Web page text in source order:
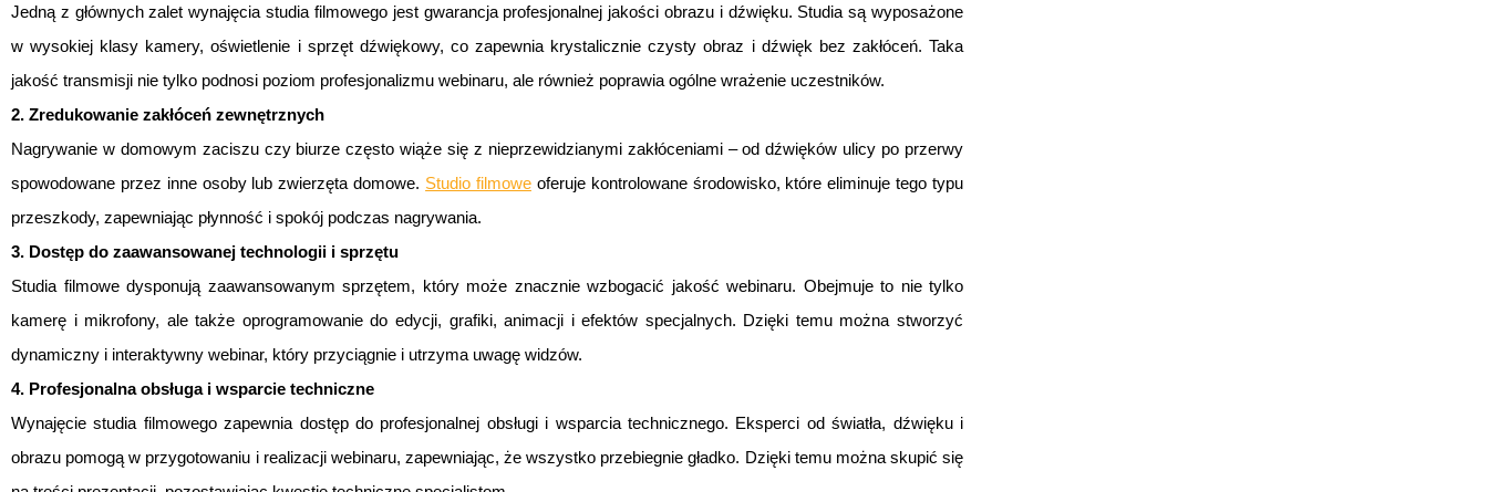
Jedną z głównych zalet wynajęcia studia filmowego jest gwarancja profesjonalnej jakości obrazu i dźwięku. Studia są wyposażone
w wysokiej klasy kamery, oświetlenie i sprzęt dźwiękowy, co zapewnia krystalicznie czysty obraz i dźwięk bez zakłóceń. Taka
jakość transmisji nie tylko podnosi poziom profesjonalizmu webinaru, ale również poprawia ogólne wrażenie uczestników.
2. Zredukowanie zakłóceń zewnętrznych
Nagrywanie w domowym zaciszu czy biurze często wiąże się z nieprzewidzianymi zakłóceniami – od dźwięków ulicy po przerwy
spowodowane przez inne osoby lub zwierzęta domowe. Studio filmoweoferuje kontrolowane środowisko, które eliminuje tego typu
przeszkody, zapewniając płynność i spokój podczas nagrywania.
3. Dostęp do zaawansowanej technologii i sprzętu
Studia filmowe dysponują zaawansowanym sprzętem, który może znacznie wzbogacić jakość webinaru. Obejmuje to nie tylko
kamerę i mikrofony, ale także oprogramowanie do edycji, grafiki, animacji i efektów specjalnych. Dzięki temu można stworzyć
dynamiczny i interaktywny webinar, który przyciągnie i utrzyma uwagę widzów.
4. Profesjonalna obsługa i wsparcie techniczne
Wynajęcie studia filmowego zapewnia dostęp do profesjonalnej obsługi i wsparcia technicznego. Eksperci od światła, dźwięku i
obrazu pomogą w przygotowaniu i realizacji webinaru, zapewniając, że wszystko przebiegnie gładko. Dzięki temu można skupić się